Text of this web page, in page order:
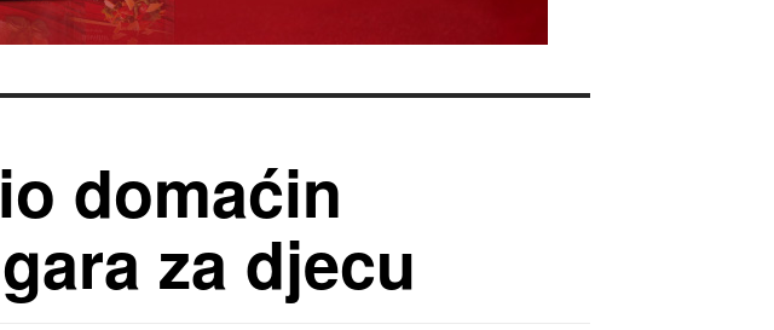
domaćin
za djecu